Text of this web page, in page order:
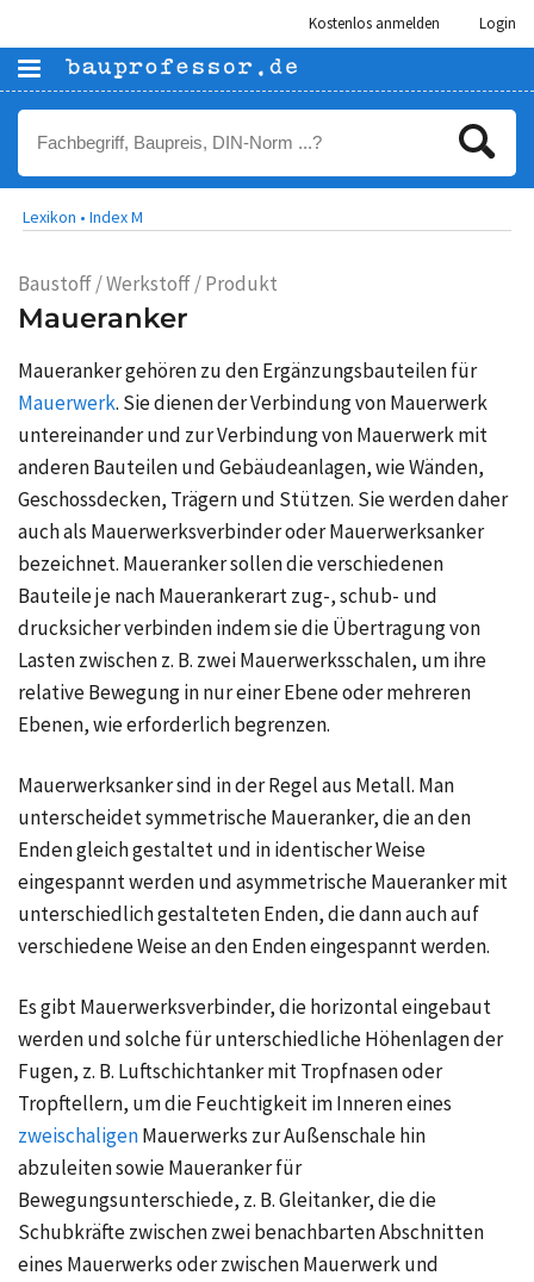
Kostenlos anmelden Login
Lexikon • Index M
Baustoff / Werkstoff / Produkt
Maueranker
Maueranker gehören zu den Ergänzungsbauteilen für
Mauerwerk. Sie dienen der Verbindung von Mauerwerk
untereinander und zur Verbindung von Mauerwerk mit
anderen Bauteilen und Gebäudeanlagen, wie Wänden,
Geschossdecken, Trägern und Stützen. Sie werden daher
auch als Mauerwerksverbinder oder Mauerwerksanker
bezeichnet. Maueranker sollen die verschiedenen
Bauteile je nach Mauerankerart zug-, schub- und
drucksicher verbinden indem sie die Übertragung von
Lasten zwischen z. B. zwei Mauerwerksschalen, um ihre
relative Bewegung in nur einer Ebene oder mehreren
Ebenen, wie erforderlich begrenzen.
Mauerwerksanker sind in der Regel aus Metall. Man
unterscheidet symmetrische Maueranker, die an den
Enden gleich gestaltet und in identischer Weise
eingespannt werden und asymmetrische Maueranker mit
unterschiedlich gestalteten Enden, die dann auch auf
verschiedene Weise an den Enden eingespannt werden.
Es gibt Mauerwerksverbinder, die horizontal eingebaut
werden und solche für unterschiedliche Höhenlagen der
Fugen, z. B. Luftschichtanker mit Tropfnasen oder
Tropftellern, um die Feuchtigkeit im Inneren eines
zweischaligenMauerwerks zur Außenschale hin
abzuleiten sowie Maueranker für
Bewegungsunterschiede, z. B. Gleitanker, die die
Schubkräfte zwischen zwei benachbarten Abschnitten
eines Mauerwerks oder zwischen Mauerwerk und